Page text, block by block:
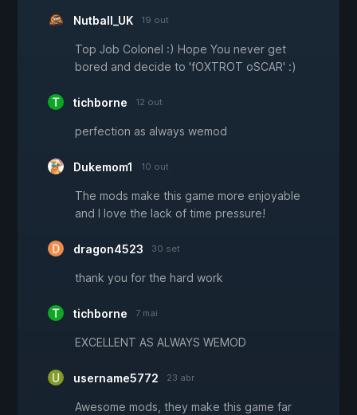
Nutball_UK 19 out
Top Job Colonel :) Hope You never get
bored and decide to 'fOXTROT oSCAR' :)
tichborne 12 out
perfection as always wemod
Dukemom1 10 out
The mods make this game more enjoyable
and I love the lack of time pressure!
dragon4523 30 set
thank you for the hard work
tichborne 7 mai
EXCELLENT AS ALWAYS WEMOD
username5772 23 abr
Awesome mods, they make this game far